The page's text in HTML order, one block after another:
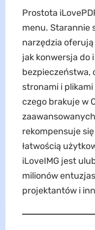
Prostota
menu. Starannie
narzędzia
jak konwersja do
bezpieczeństwa,
stronami i plikami
czego brakuje w
rekompensuje
łatwością
iLoveIMG jest
milionów
projektantów i